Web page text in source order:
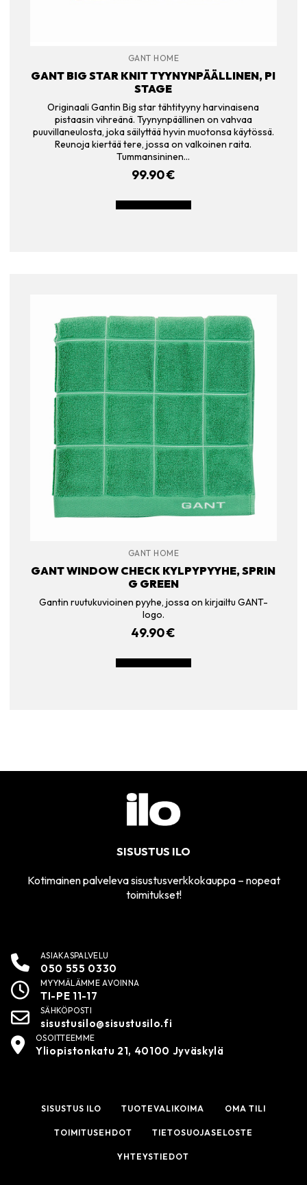
GANT HOME
GANT BIG STAR KNIT TYYNYNPÄÄLLINEN, PI
STAGE
Originaali Gantin Big star tähtityyny harvinaisena
pistaasin vihreänä. Tyynynpäällinen on vahvaa
puuvillaneulosta, joka säilyttää hyvin muotonsa käytössä.
Reunoja kiertää tere, jossa on valkoinen raita.
Tummansininen…
99.90€
GANT HOME
GANT WINDOW CHECK KYLPYPYYHE, SPRIN
G GREEN
Gantin ruutukuvioinen pyyhe, jossa on kirjailtu GANT-
logo.
49.90€
SISUSTUS ILO
Kotimainen palveleva sisustusverkkokauppa – nopeat
toimitukset!
ASIAKASPALVELU
050 555 0330
MYYMÄLÄMME AVOINNA
TI-PE 11-17
SÄHKÖPOSTI
sisustusilo@sisustusilo.fi
OSOITTEEMME
Yliopistonkatu 21, 40100 Jyväskylä
SISUSTUS ILO TUOTEVALIKOIMA OMA TILI
TOIMITUSEHDOT TIETOSUOJASELOSTE
YHTEYSTIEDOT